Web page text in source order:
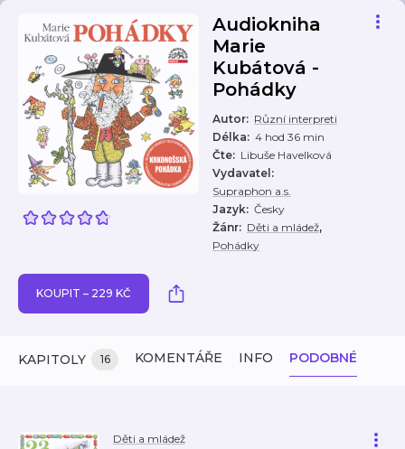
Audiokniha
Marie
Kubátová -
Pohádky
Autor: Různí interpreti
Délka: 4 hod 36 min
Čte: Libuše Havelková
Vydavatel :
Supraphon a.s.
Jazyk: Česky
Žánr: Děti a mládež,
Pohádky
KOUPIT – 229 KČ
KAPITOLY 16 KOMENTÁŘE INFO PODOBNÉ
Děti a mládež